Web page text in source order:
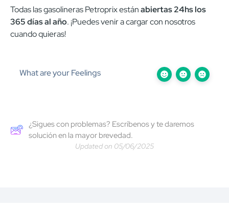
Todas las gasolineras Petroprix estánabiertas 24hs los
365 días al año. ¡Puedes venir a cargar con nosotros
cuando quieras!
What are your Feelings
¿Sigues con problemas? Escríbenos y te daremos
solución en la mayor brevedad.
Updated on 05/06/2025